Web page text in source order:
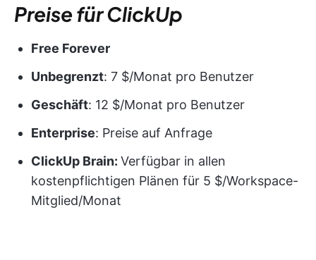
Preise für ClickUp
Free Forever
Unbegrenzt: 7 $/Monat pro Benutzer
Geschäft: 12 $/Monat pro Benutzer
Enterprise: Preise auf Anfrage
ClickUp Brain: Verfügbar in allen
kostenpflichtigen Plänen für 5 $/Workspace-
Mitglied/Monat